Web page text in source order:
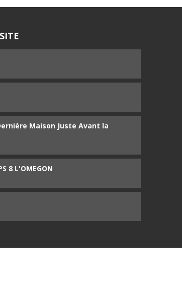
Maison Juste Avant la
8 L'OMEGON